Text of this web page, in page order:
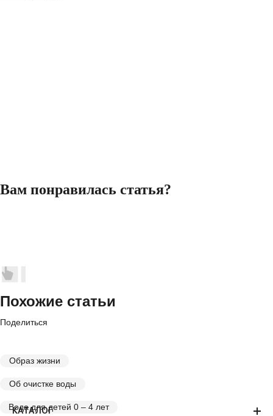
Поделиться
Образ жизни
Об очистке воды
Вода для детей 0 – 4 лет
Вам понравилась статья?
Похожие статьи
КАТАЛОГ